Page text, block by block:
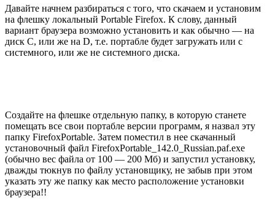
Давайте начнем разбираться с того, что скачаем и установим
на флешку локальный Portable Firefox. К слову, данный
вариант браузера возможно установить и как обычно — на
диск С, или же на D, т.е. портабле будет загружать или с
системного, или же не системного диска.
Создайте на флешке отдельную папку, в которую станете
помещать все свои портабле версии программ, я назвал эту
папку FirefoxPortable. Затем поместил в нее скачанный
установочный файл FirefoxPortable_142.0_Russian.paf.exe
(обычно вес файла от 100 — 200 Мб) и запустил установку,
дважды тюкнув по файлу установщику, не забыв при этом
указать эту же папку как место расположение установки
браузера!!